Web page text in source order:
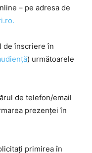
– pe adresa de
de înscriere în
) următoarele
de telefon/email
prezenței în
primirea în